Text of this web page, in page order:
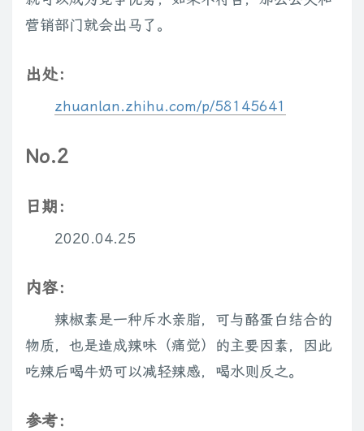
营销部门就会出马了。
出处：
zhuanlan.zhihu.com/p/58145641
No.2
日期：
2020.04.25
内容：
辣椒素是一种斥水亲脂，可与酪蛋白结合的
物质，也是造成辣味（痛觉）的主要因素，因此
吃辣后喝牛奶可以减轻辣感，喝水则反之。
参考：